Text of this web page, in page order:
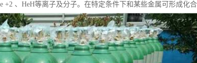
、HeH等离子及分子。在特定条件下和某些金属可形成化合